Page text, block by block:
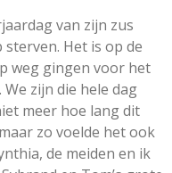
van zijn zus
Het is op de
weg gingen voor het
zijn die hele dag
meer hoe lang dit
zo voelde het ook
de meiden en ik